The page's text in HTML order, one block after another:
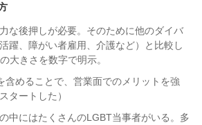
な後押しが必要。そのために他のダイバ
躍、障がい者雇用、介護など）と比較し
大きさを数字で明示。
含めることで、営業面でのメリットを強
タートした）
中にはたくさんのLGBT当事者がいる。多